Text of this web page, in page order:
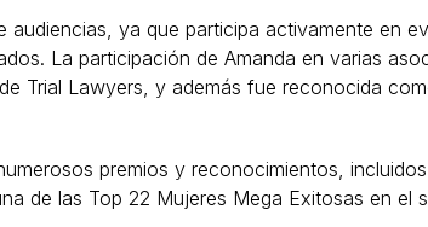
ya que participa activamente en
La participación de Amanda en varias
Trial Lawyers, y además fue reconocida
premios y reconocimientos,
de las Top 22 Mujeres Mega Exitosas en el